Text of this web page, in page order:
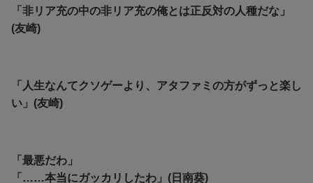
「非リア充の中の非リア充の俺とは正反対の人種だな」
(友崎)
「人生なんてクソゲーより、アタファミの方がずっと楽し
い」(友崎)
「最悪だわ」
「……本当にガッカリしたわ」(日南葵)